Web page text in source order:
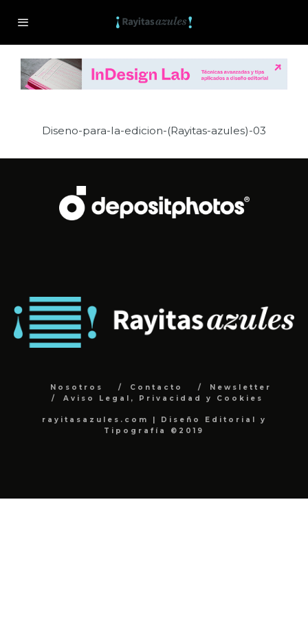
Diseno-para-la-edicion-(Rayitas-azules)-03
Nosotros Contacto
Newsletter
Aviso Legal, Privacidad y Cookies
rayitasazules.com | Diseño Editorial y
Tipografía ©2019